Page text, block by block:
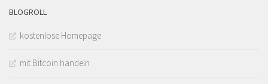
BLOGROLL
kostenlose Homepage
mit Bitcoin handeln